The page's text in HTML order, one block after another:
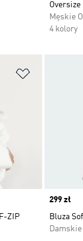
Męskie
4 kolory
Dodaj do
ZIP
Price
299 zł
Bluza